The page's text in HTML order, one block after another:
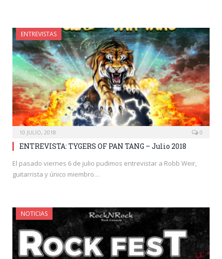
ENTREVISTAS
10 JULIO, 2018 0
ENTREVISTA: TYGERS OF PAN TANG – Julio 2018
El pasado viernes 6 de julio pudimos entrevistar a Robb Weir,
guitarrista y único miembro…
NOTICIAS